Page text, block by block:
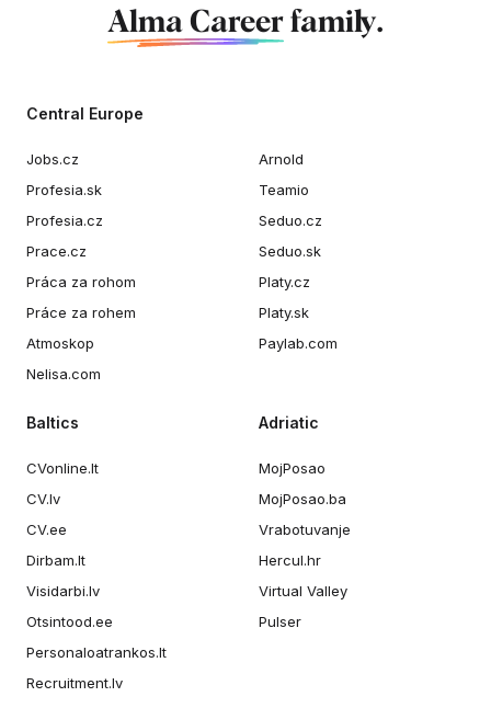
Alma Career family.
Central Europe
Jobs.cz
Profesia.sk
Profesia.cz
Prace.cz
Práca za rohom
Práce za rohem
Atmoskop
Nelisa.com
Arnold
Teamio
Seduo.cz
Seduo.sk
Platy.cz
Platy.sk
Paylab.com
Baltics
CVonline.lt
CV.lv
CV.ee
Dirbam.lt
Visidarbi.lv
Otsintood.ee
Personaloatrankos.lt
Recruitment.lv
Adriatic
MojPosao
MojPosao.ba
Vrabotuvanje
Hercul.hr
Virtual Valley
Pulser